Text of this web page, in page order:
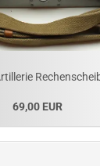
69,00 EUR